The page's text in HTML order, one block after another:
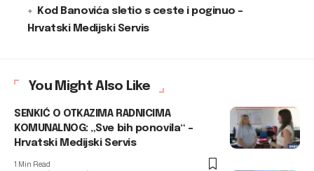
Kod Banovića sletio s ceste i poginuo –
Hrvatski Medijski Servis
You Might Also Like
SENKIĆ O OTKAZIMA RADNICIMA
KOMUNALNOG: „Sve bih ponovila“ –
Hrvatski Medijski Servis
1 Min Read